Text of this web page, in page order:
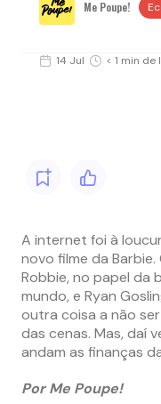
Me Poupe!
14 Jul < 1 min de
A internet foi à
novo filme da
Robbie, no papel da
mundo, e Ryan
outra coisa a não
das cenas. Mas, daí
andam as finanças
Por Me Poupe!